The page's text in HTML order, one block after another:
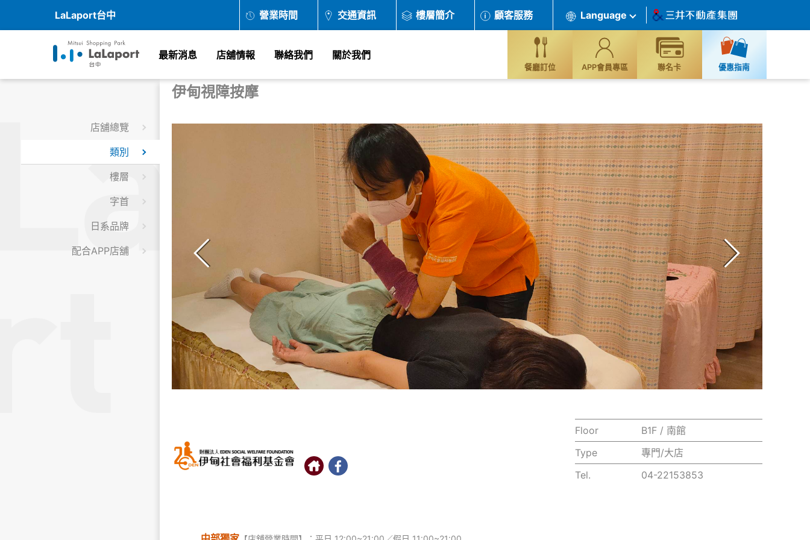
LaLaport台中 營業時間 交通資訊 樓層簡介 顧客服務 Language
最新消息 店舖情報 聯絡我們 關於我們
餐廳訂位 APP會員專區 聯名卡 優惠指南
店舖總覽
類別
樓層
字首
日系品牌
配合APP店舖
伊甸視障按摩
Floor
B1F / 南館
Type
專門/大店
Tel.
04-22153853